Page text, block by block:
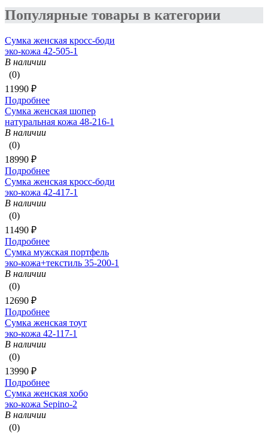
Популярные товары в категории
Сумка женская кросс-боди
эко-кожа 42-505-1
В наличии
(0)
11990 ₽
Подробнее
Сумка женская шопер
натуральная кожа 48-216-1
В наличии
(0)
18990 ₽
Подробнее
Сумка женская кросс-боди
эко-кожа 42-417-1
В наличии
(0)
11490 ₽
Подробнее
Сумка мужская портфель
эко-кожа+текстиль 35-200-1
В наличии
(0)
12690 ₽
Подробнее
Сумка женская тоут
эко-кожа 42-117-1
В наличии
(0)
13990 ₽
Подробнее
Сумка женская хобо
эко-кожа Sepino-2
В наличии
(0)